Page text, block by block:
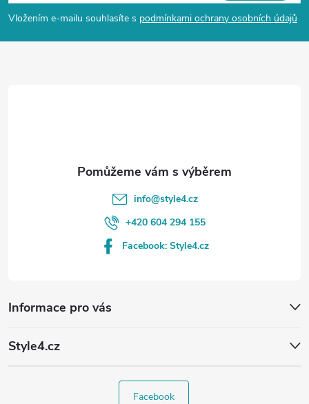
p
a
Vložením e-mailu souhlasíte s podmínkami ochrany osobních údajů
Informace pro vás
Style4.cz
info@style4.cz
+420 604 294 155
Facebook: Style4.cz
Facebook